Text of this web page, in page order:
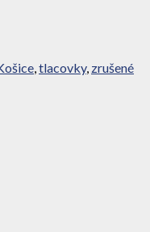
,tlacovky, zrušené